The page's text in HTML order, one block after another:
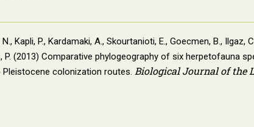
Kapli, P., Kardamaki, A., Skourtanioti, E., Goecmen, B., Ilgaz,
P. (2013) Comparative phylogeography of six herpetofauna
colonization routes. Biological Journal of the